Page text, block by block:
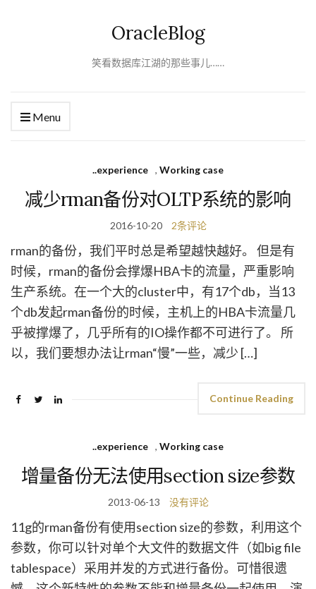
OracleBlog
笑看数据库江湖的那些事儿……
Menu
..experience , Working case
减少rman备份对OLTP系统的影响
2016-10-20 2条评论
rman的备份，我们平时总是希望越快越好。 但是有
时候，rman的备份会撑爆HBA卡的流量，严重影响
生产系统。在一个大的cluster中，有17个db，当13
个db发起rman备份的时候，主机上的HBA卡流量几
乎被撑爆了，几乎所有的IO操作都不可进行了。 所
以，我们要想办法让rman“慢”一些，减少 […]
Continue Reading
..experience , Working case
增量备份无法使用section size参数
2013-06-13 没有评论
11g的rman备份有使用section size的参数，利用这个
参数，你可以针对单个大文件的数据文件（如big file
tablespace）采用并发的方式进行备份。可惜很遗